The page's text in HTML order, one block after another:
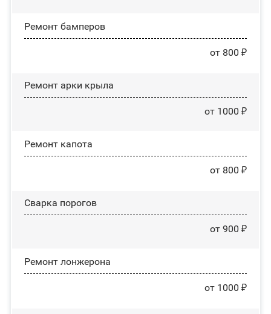
Ремонт бамперов
от 800 ₽
Ремонт арки крыла
от 1000 ₽
Ремонт капота
от 800 ₽
Сварка порогов
от 900 ₽
Ремонт лонжерона
от 1000 ₽